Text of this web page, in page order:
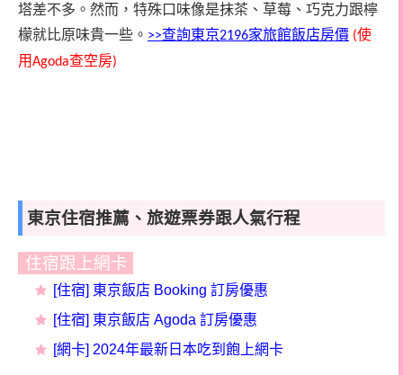
塔差不多。然而，特殊口味像是抹茶、草莓、巧克力跟檸
檬就比原味貴一些。 >>查詢東京2196家旅館飯店房價 (使
用Agoda查空房)
東京住宿推薦、旅遊票券跟人氣行程
住宿跟上網卡
[住宿] 東京飯店 Booking 訂房優惠
[住宿] 東京飯店 Agoda 訂房優惠
[網卡] 2024年最新日本吃到飽上網卡